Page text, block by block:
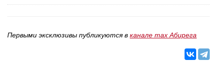
Первыми эксклюзивы публикуются в канале max Абирега